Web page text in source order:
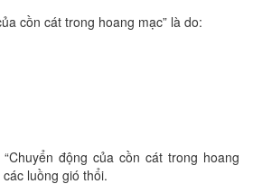
cồn cát trong hoang mạc” là do:
động của cồn cát trong hoang
luồng gió thổi.